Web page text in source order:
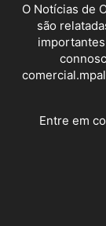
O Notícias de
são
Entre em